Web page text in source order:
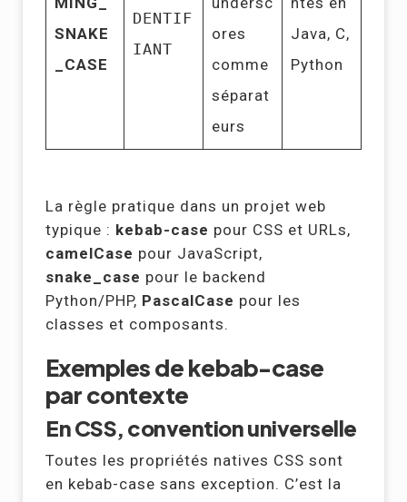
SNAKE
_CASE
DENTIF
IANT
ores
comme
séparat
eurs
Java, C,
Python
La règle pratique dans un projet web
typique : kebab-case pour CSS et URLs,
camelCase pour JavaScript,
snake_case pour le backend
Python/PHP, PascalCase pour les
classes et composants.
Exemples de kebab-case
par contexte
En CSS, convention universelle
Toutes les propriétés natives CSS sont
en kebab-case sans exception. C’est la